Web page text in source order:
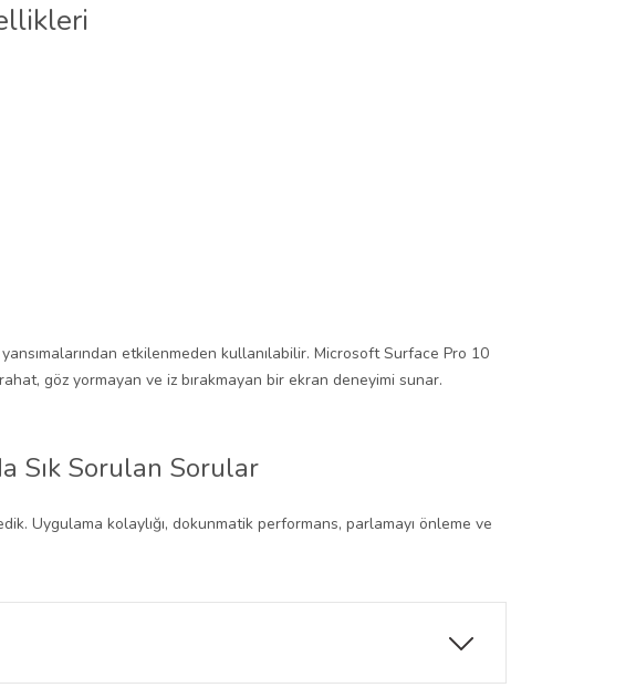
etkilenmeden kullanılabilir. Microsoft Surface Pro 10
göz yormayan ve iz bırakmayan bir ekran deneyimi sunar.
Sık Sorulan Sorular
Uygulama kolaylığı, dokunmatik performans, parlamayı önleme ve
görmenizi sağlar, göz yorgunluğunu azaltır ve daha rahat